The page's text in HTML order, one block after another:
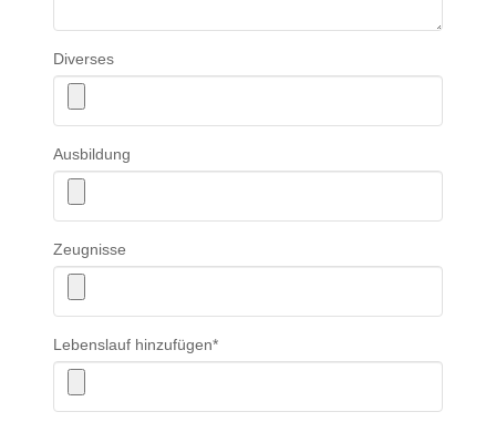
Diverses
Ausbildung
Zeugnisse
Lebenslauf hinzufügen*